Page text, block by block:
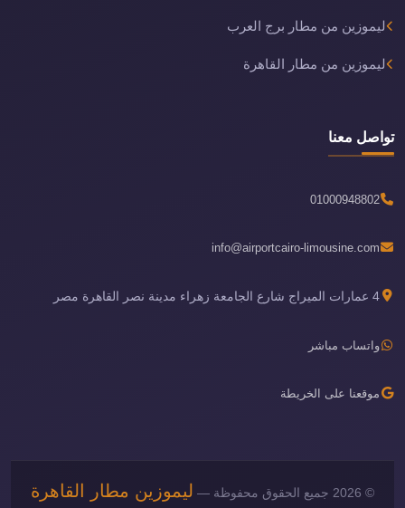
ليموزين من مطار برج العرب
ليموزين من مطار القاهرة
تواصل معنا
01000948802
info@airportcairo-limousine.com
4 عمارات الميراج شارع الجامعة زهراء مدينة نصر القاهرة مصر
واتساب مباشر
موقعنا على الخريطة
© 2026 جميع الحقوق محفوظة — ليموزين مطار القاهرة